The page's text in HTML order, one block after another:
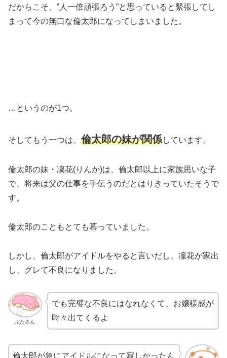
だからこそ、”人一倍頑張ろう”と思っていると緊張してし
まって今の無口な倫太郎になってしまいました。
…というのが1つ。
そしてもう一つは、倫太郎の妹が関係しています。
倫太郎の妹・凜花(りんか)は、倫太郎以上に家族思いな子
で、将来は父の仕事を手伝うのだとはりきっていたそうで
す。
倫太郎のこともとても慕っていました。
しかし、倫太郎がアイドルをやると言いだし、凜花が家出
し、グレて不良になりました。
ぶたさん
でも完璧な不良にはなれなくて、お嬢様感が
時々出てくるよ
倫太郎が急にアイドルになって寂しかったん